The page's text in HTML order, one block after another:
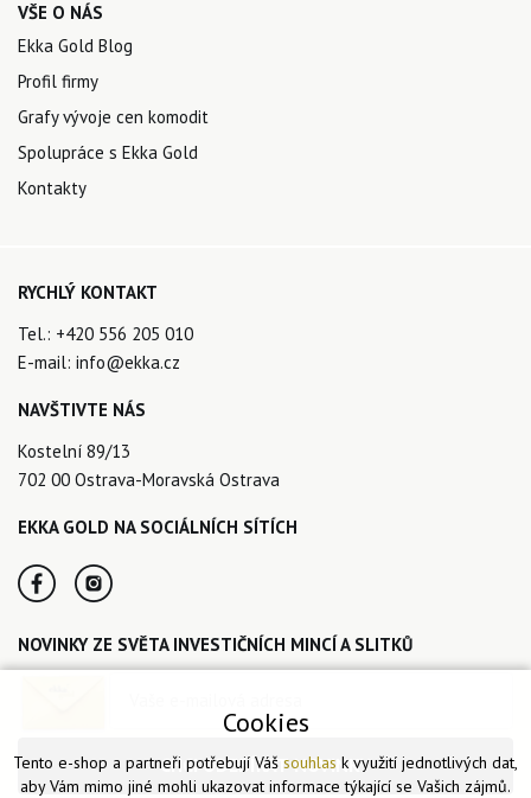
VŠE O NÁS
Ekka Gold Blog
Profil firmy
Grafy vývoje cen komodit
Spolupráce s Ekka Gold
Kontakty
RYCHLÝ KONTAKT
Tel.: +420 556 205 010
E-mail: info@ekka.cz
NAVŠTIVTE NÁS
Kostelní 89/13
702 00 Ostrava-Moravská Ostrava
EKKA GOLD NA SOCIÁLNÍCH SÍTÍCH
NOVINKY ZE SVĚTA INVESTIČNÍCH MINCÍ A SLITKŮ
CHCI ODEBÍRAT NOVINKY
Cookies
Tento e-shop a partneři potřebují Váš souhlas k využití jednotlivých dat,
aby Vám mimo jiné mohli ukazovat informace týkající se Vašich zájmů.